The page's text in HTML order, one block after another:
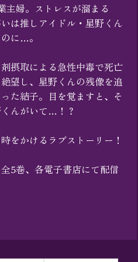
主婦。ストレスが溜まる
は推しアイドル・星野くん
に…。
摂取による急性中毒で死亡
望し、星野くんの残像を追
た結子。目を覚ますと、そ
んがいて…！？
をかけるラブストーリー！
5巻、各電子書店にて配信